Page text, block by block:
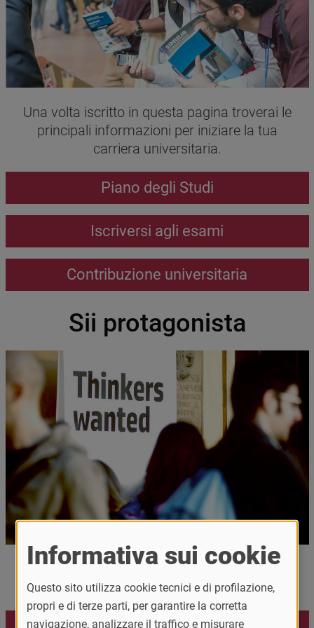
Testo
Una volta iscritto in questa pagina troverai le
principali informazioni per iniziare la tua
carriera universitaria.
Piano degli Studi
Iscriversi agli esami
Contribuzione universitaria
Sii protagonista
Immagine
Immagine
TestoVivi da protagonista la tua esperienza in
Università!
Call to action
Informativa sui cookie
Questo sito utilizza cookie tecnici e di profilazione,
propri e di terze parti, per garantire la corretta
navigazione, analizzare il traffico e misurare